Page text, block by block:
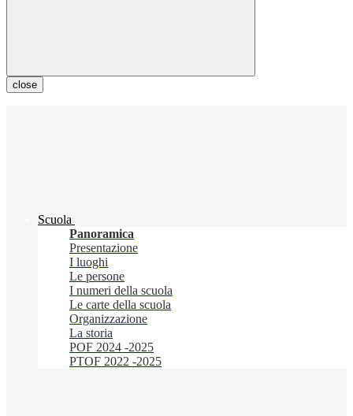
close
Scuola
Panoramica
Presentazione
I luoghi
Le persone
I numeri della scuola
Le carte della scuola
Organizzazione
La storia
POF 2024 -2025
PTOF 2022 -2025